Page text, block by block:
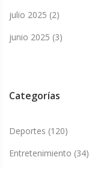
julio 2025 (2)
junio 2025 (3)
Categorías
Deportes (120)
Entretenimiento (34)